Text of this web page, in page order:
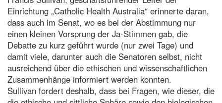
Einrichtung „Catholic Health Australia“ erinnerte daran,
dass auch im Senat, wo es bei der Abstimmung nur
einen kleinen Vorsprung der Ja-Stimmen gab, die
Debatte zu kurz geführt wurde (nur zwei Tage) und
damit viele, darunter auch die Senatoren selbst, nicht
ausreichend über die ethischen und wissenschaftlichen
Zusammenhänge informiert werden konnten.
Sullivan fordert deshalb, dass bei Fragen, wie dieser, die